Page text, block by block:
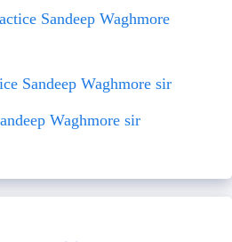
Sandeep Waghmore
Sandeep Waghmore sir
Waghmore sir